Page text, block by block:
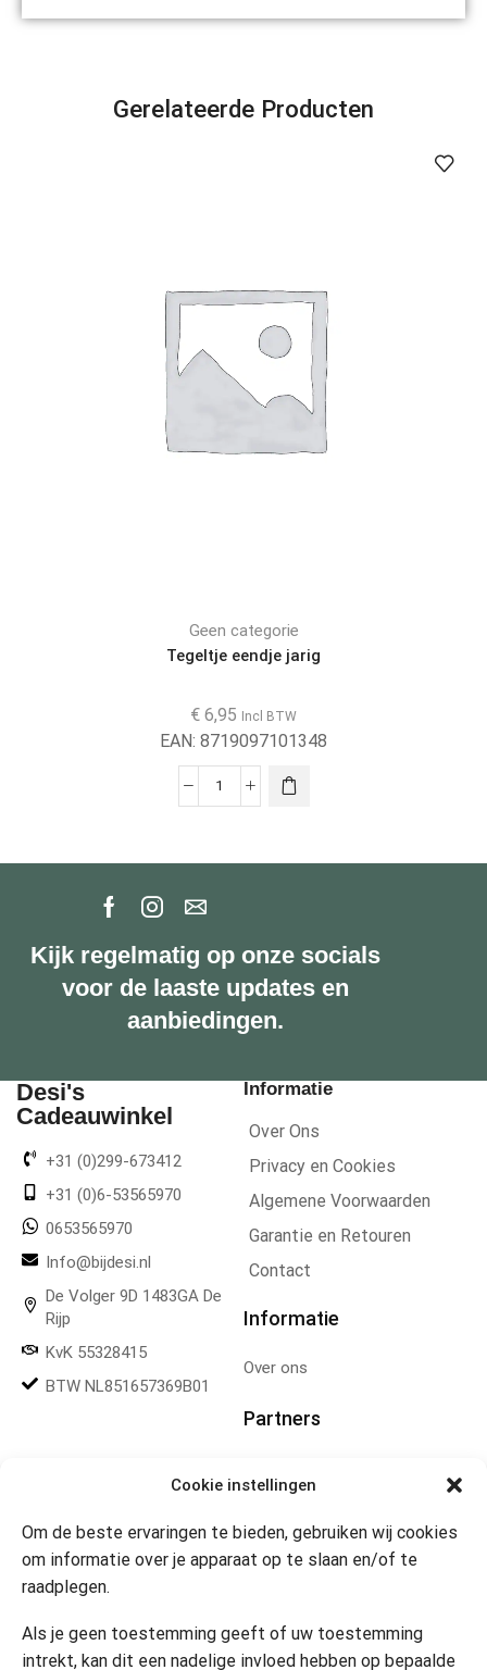
Cookie instellingen
Om de beste ervaringen te bieden, gebruiken wij cookies
om informatie over je apparaat op te slaan en/of te
raadplegen.
Als je geen toestemming geeft of uw toestemming
intrekt, kan dit een nadelige invloed hebben op bepaalde
Gerelateerde Producten
Geen categorie
Tegeltje eendje jarig
€ 6,95 Incl BTW
EAN: 8719097101348
Kijk regelmatig op onze socials
voor de laaste updates en
aanbiedingen.
Desi's
Cadeauwinkel
+31 (0)299-673412
+31 (0)6-53565970
0653565970
Info@bijdesi.nl
De Volger 9D 1483GA De
Rijp
KvK 55328415
BTW NL851657369B01
Informatie
Over Ons
Privacy en Cookies
Algemene Voorwaarden
Garantie en Retouren
Contact
Informatie
Over ons
Partners
Openingstijden
Website 24/7
Contact
in te schakelen